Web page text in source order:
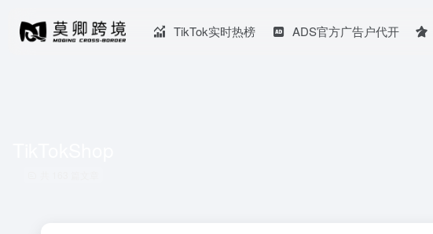
TikTok实时热榜 ADS官方广告户代开